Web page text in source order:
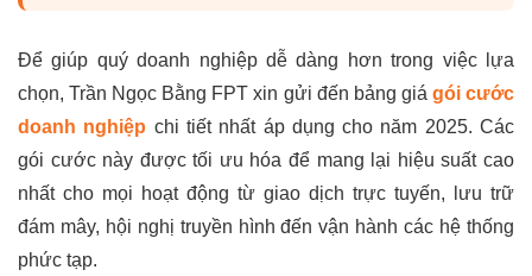
Để giúp quý doanh nghiệp dễ dàng hơn trong việc lựa
chọn, Trần Ngọc Bằng FPT xin gửi đến bảng giá gói cước
doanh nghiệp chi tiết nhất áp dụng cho năm 2025. Các
gói cước này được tối ưu hóa để mang lại hiệu suất cao
nhất cho mọi hoạt động từ giao dịch trực tuyến, lưu trữ
đám mây, hội nghị truyền hình đến vận hành các hệ thống
phức tạp.